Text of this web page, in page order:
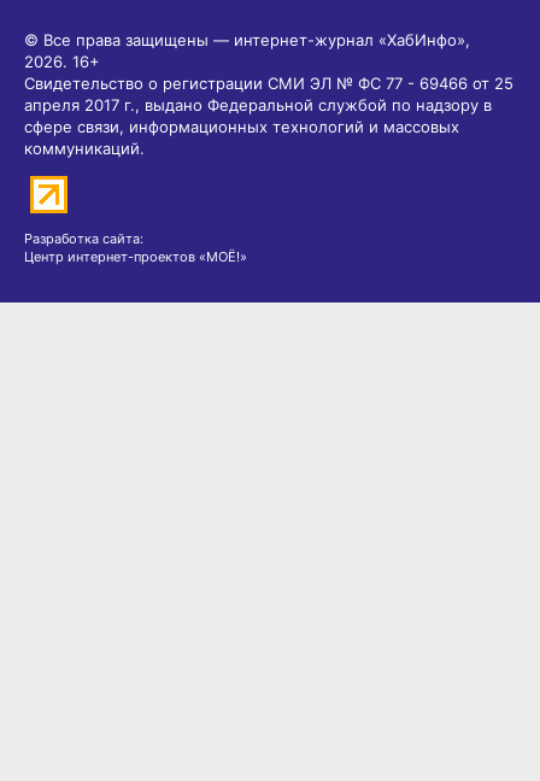
© Все права защищены — интернет-журнал «ХабИнфо»,
2026. 16+
Свидетельство о регистрации СМИ ЭЛ № ФС 77 - 69466 от 25
апреля 2017 г., выдано Федеральной службой по надзору в
сфере связи, информационных технологий и массовых
коммуникаций.
Разработка сайта:
Центр интернет-проектов «МОЁ!»